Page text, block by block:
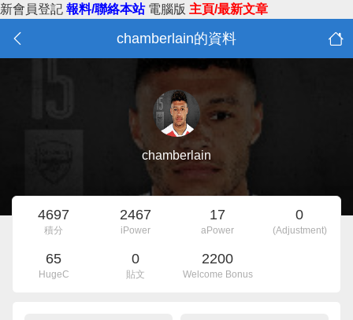
新會員登記 報料/聯絡本站 電腦版 主頁/最新文章
chamberlain的資料
chamberlain
4697
積分
2467
iPower
17
aPower
0
(Adjustment)
65
HugeC
0
貼文
2200
Welcome Bonus